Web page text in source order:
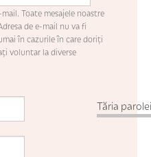
Toate mesajele noastre
de e-mail nu va fi
în cazurile în care doriţi
voluntar la diverse
Tăria